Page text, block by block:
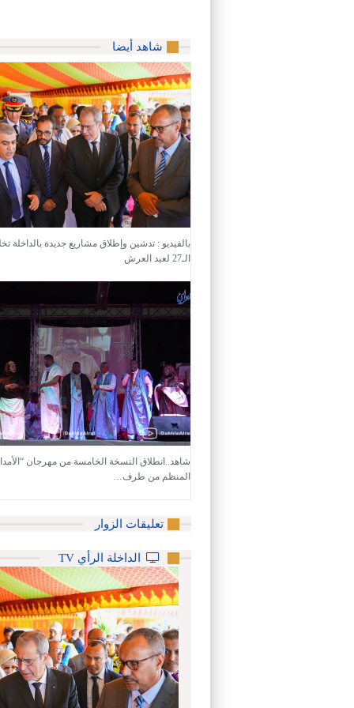
شاهد أيضا
بالفيديو : تدشين وإطلاق مشاريع جديدة بالداخلة
الـ27 لعيد العرش
شاهد..انطلاق النسخة الخامسة من مهرجان
المنظم من طرف…
تعليقات الزوار
الداخلة الرأي TV